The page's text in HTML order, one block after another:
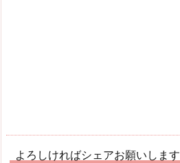
よろしければシェアお願いします